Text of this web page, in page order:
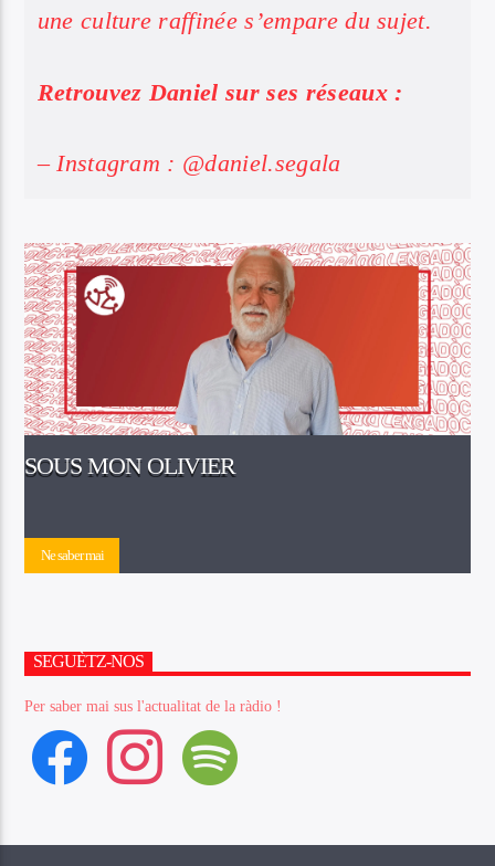
une culture raffinée s’empare du sujet.
Retrouvez Daniel sur ses réseaux :
– Instagram : @daniel.segala
SOUS MON OLIVIER
Ne saber mai
SEGUÈTZ-NOS
Per saber mai sus l'actualitat de la ràdio !
facebook
instagram spotify